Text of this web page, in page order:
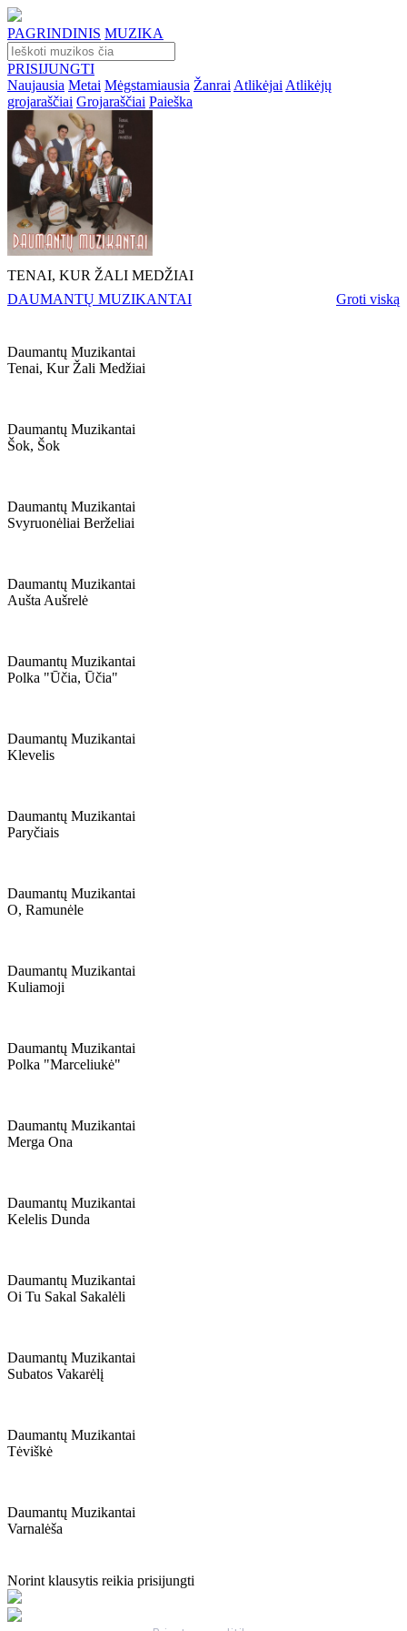
PAGRINDINIS MUZIKA
PRISIJUNGTI
Naujausia Metai Mėgstamiausia Žanrai Atlikėjai Atlikėjų
grojaraščiai Grojaraščiai Paieška
TENAI, KUR ŽALI MEDŽIAI
DAUMANTŲ MUZIKANTAI
Groti viską
Daumantų Muzikantai
Tenai, Kur Žali Medžiai
Daumantų Muzikantai
Šok, Šok
Daumantų Muzikantai
Svyruonėliai Berželiai
Daumantų Muzikantai
Aušta Aušrelė
Daumantų Muzikantai
Polka "ūčia, Ūčia"
Daumantų Muzikantai
Klevelis
Daumantų Muzikantai
Paryčiais
Daumantų Muzikantai
O, Ramunėle
Daumantų Muzikantai
Kuliamoji
Daumantų Muzikantai
Polka "marceliukė"
Daumantų Muzikantai
Merga Ona
Daumantų Muzikantai
Kelelis Dunda
Daumantų Muzikantai
Oi Tu Sakal Sakalėli
Daumantų Muzikantai
Subatos Vakarėlį
Daumantų Muzikantai
Tėviškė
Daumantų Muzikantai
Varnalėša
Norint klausytis reikia prisijungti